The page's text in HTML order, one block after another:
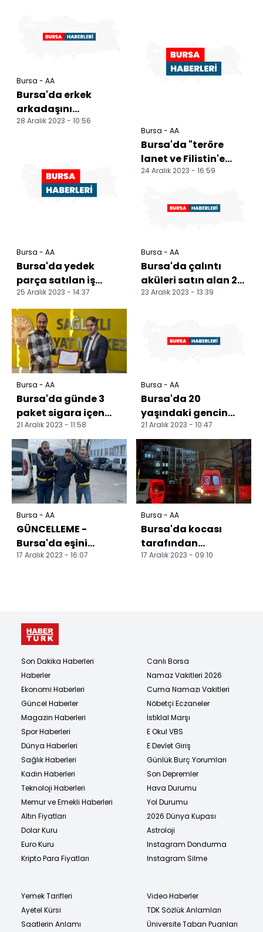
Bursa - AA
Bursa'da erkek
arkadaşını
bıçaklayarak
28 Aralık 2023 - 10:56
Bursa - AA
Bursa'da yedek
parça satılan iş
yerinde çıkan yangın
söndürüldü
25 Aralık 2023 - 14:37
Bursa - AA
Bursa'da "teröre
lanet ve Filistin'e
destek" yürüyüşü
24 Aralık 2023 - 16:59
Bursa - AA
Bursa'da çalıntı
aküleri satın alan 2
hurdacıya 7,3 milyon
23 Aralık 2023 - 13:39
Bursa - AA
Bursa'da günde 3
paket sigara içen
tiryaki, uzmanlar
sayesinde
bağımlılıkta...
21 Aralık 2023 - 11:58
Bursa - AA
Bursa'da 20
yaşındaki gencin
telefonu için
bıçaklanarak
öldürülmesine 16 yı...
21 Aralık 2023 - 10:47
Bursa - AA
GÜNCELLEME -
Bursa'da eşini
bıçakla öldüren
17 Aralık 2023 - 16:07
Bursa - AA
Bursa'da kocası
tarafından
bıçaklanan kadın
17 Aralık 2023 - 09:10
Son Dakika Haberleri
Haberler
Ekonomi Haberleri
Güncel Haberler
Magazin Haberleri
Spor Haberleri
Dünya Haberleri
Sağlık Haberleri
Kadın Haberleri
Teknoloji Haberleri
Memur ve Emekli Haberleri
Altın Fiyatları
Dolar Kuru
Euro Kuru
Kripto Para Fiyatları
Canlı Borsa
Namaz Vakitleri 2026
Cuma Namazı Vakitleri
Nöbetçi Eczaneler
İstiklal Marşı
E Okul VBS
E Devlet Giriş
Günlük Burç Yorumları
Son Depremler
Hava Durumu
Yol Durumu
2026 Dünya Kupası
Astroloji
Instagram Dondurma
Instagram Silme
Yemek Tarifleri
Ayetel Kürsi
Saatlerin Anlamı
Video Haberler
TDK Sözlük Anlamları
Üniversite Taban Puanları